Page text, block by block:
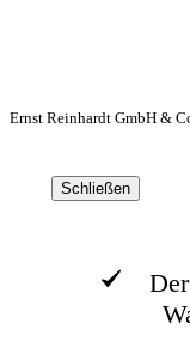
Ernst Reinhardt GmbH &
Schließen